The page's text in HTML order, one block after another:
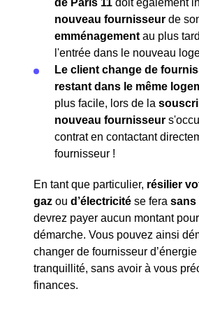
de Paris 11 doit également
nouveau fournisseur de
emménagement au plus tard
l'entrée dans le nouveau
Le client change de
restant dans le même
plus facile, lors de la
nouveau fournisseur
contrat en contactant
fournisseur !
En tant que particulier, résilier
gaz ou d’électricité se fera sans
devrez payer aucun montant
démarche. Vous pouvez ainsi
changer de fournisseur
tranquillité, sans avoir à vous
finances.